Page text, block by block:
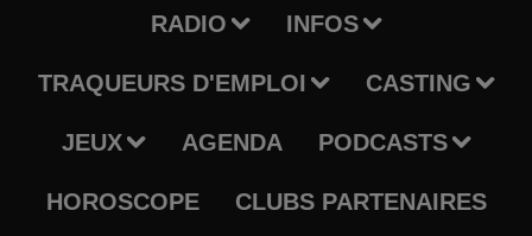
RADIO INFOS
TRAQUEURS D'EMPLOI CASTING
JEUX AGENDA PODCASTS
HOROSCOPE CLUBS PARTENAIRES